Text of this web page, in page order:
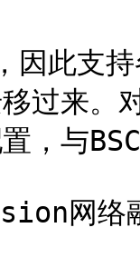
因此支
过来。
，与
网络